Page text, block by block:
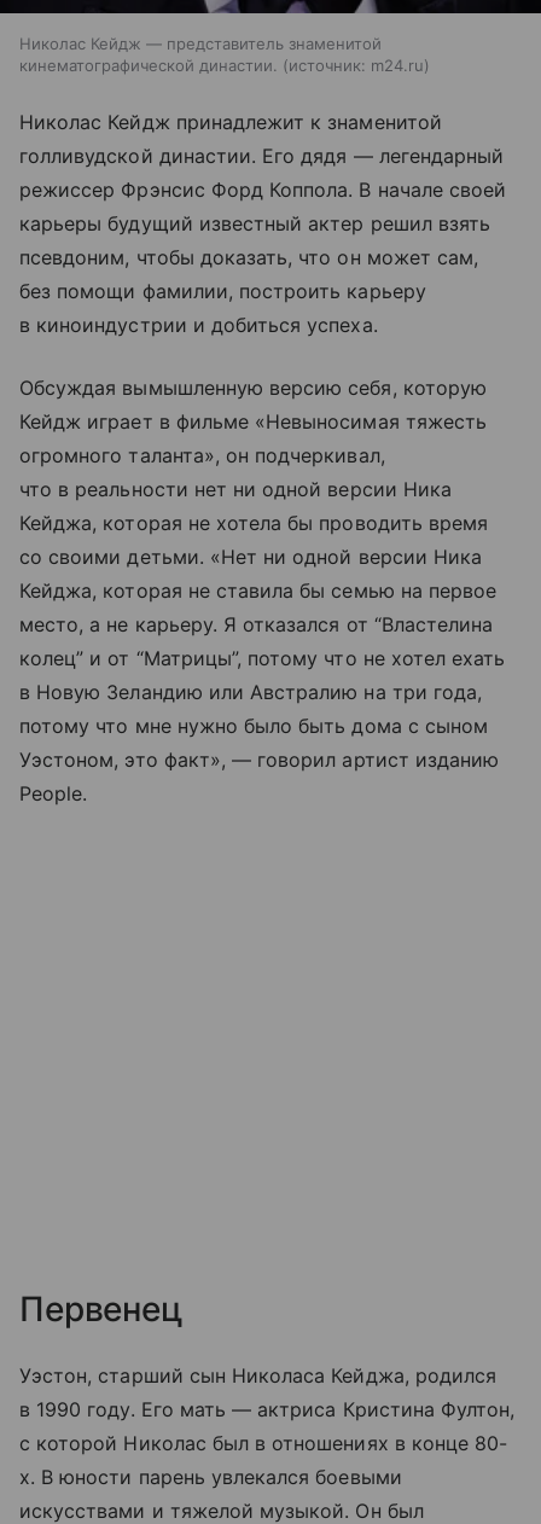
Николас Кейдж — представитель знаменитой
кинематографической династии.
источник: m24.ru
Николас Кейдж принадлежит к знаменитой
голливудской династии. Его дядя — легендарный
режиссер Фрэнсис Форд Коппола. В начале своей
карьеры будущий известный актер решил взять
псевдоним, чтобы доказать, что он может сам,
без помощи фамилии, построить карьеру
в киноиндустрии и добиться успеха.
Обсуждая вымышленную версию себя, которую
Кейдж играет в фильме «Невыносимая тяжесть
огромного таланта», он подчеркивал,
что в реальности нет ни одной версии Ника
Кейджа, которая не хотела бы проводить время
со своими детьми. «Нет ни одной версии Ника
Кейджа, которая не ставила бы семью на первое
место, а не карьеру. Я отказался от “Властелина
колец” и от “Матрицы”, потому что не хотел ехать
в Новую Зеландию или Австралию на три года,
потому что мне нужно было быть дома с сыном
Уэстоном, это факт», — говорил артист изданию
People.
Первенец
Уэстон, старший сын Николаса Кейджа, родился
в 1990 году. Его мать — актриса Кристина Фултон,
с которой Николас был в отношениях в конце 80-
х. В юности парень увлекался боевыми
искусствами и тяжелой музыкой. Он был